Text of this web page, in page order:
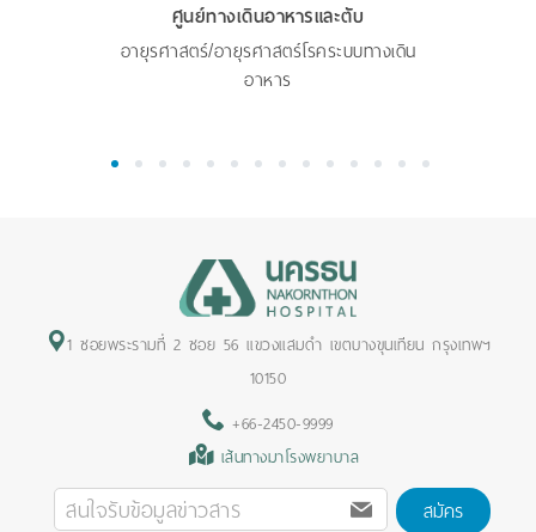
ศูนย์ทางเดินอาหารและตับ
อายุรศาสตร์/อายุรศาสตร์โรคระบบทางเดิน
อาหาร
1 2 3 4 5 6 7 8 9 10 11 12 13 14
1 ซอยพระรามที่ 2 ซอย 56 แขวงแสมดำ เขตบางขุนเทียน กรุงเทพฯ
10150
+66-2450-9999
เส้นทางมาโรงพยาบาล
สมัคร